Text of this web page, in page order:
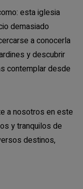
esta iglesia
demasiado
a conocerla
y descubrir
contemplar desde
a nosotros en este
y tranquilos de
destinos,